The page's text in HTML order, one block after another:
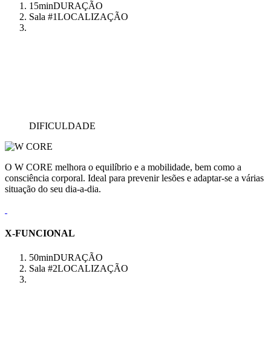
15minDURAÇÃO
Sala #1LOCALIZAÇÃO
DIFICULDADE
O W CORE melhora o equilíbrio e a mobilidade, bem como a
consciência corporal. Ideal para prevenir lesões e adaptar-se a várias
situação do seu dia-a-dia.
X-FUNCIONAL
50minDURAÇÃO
Sala #2LOCALIZAÇÃO